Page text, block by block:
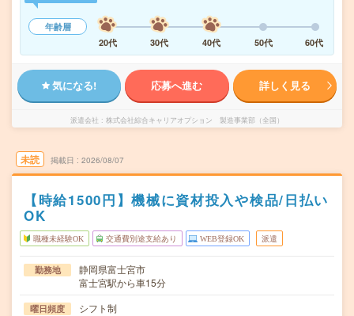
年齢層
20代
30代 40代 50代 60代
気になる! 応募へ進む 詳しく見る
派遣会社 株式会社綜合キャリアオプション 製造事業部（全国）
未読 掲載日 2026/08/07
【時給1500円】機械に資材投入や検品/日払い
OK
職種未経験OK 交通費別途支給あり WEB登録OK 派遣
勤務地
静岡県富士宮市
富士宮駅から車15分
曜日頻度 シフト制